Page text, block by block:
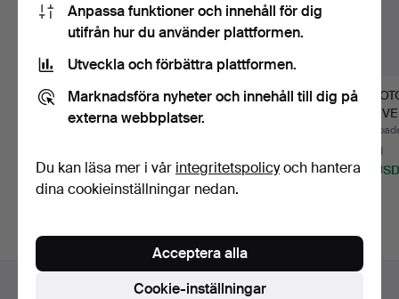
ARBETSLAMPA,
FUNKIS.
106 USD
FOTOGENLAMPA,
MÄSSING, KOPPAR &
32 USD
4 bud
211 USD
Sidfotsnavigation
Anpassa funktioner och innehåll för dig
utifrån hur du använder plattformen.
Utveckla och förbättra plattformen.
Marknadsföra nyheter och innehåll till dig på
externa webbplatser.
Du kan läsa mer i vår integritetspolicyoch hantera
dina cookieinställningar nedan.
Cookie-inställningar
Acceptera alla